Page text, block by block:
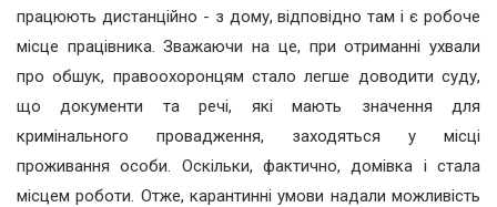
працюють дистанційно - з дому, відповідно там і є робоче
місце працівника. Зважаючи на це, при отриманні ухвали
про обшук, правоохоронцям стало легше доводити суду,
що документи та речі, які мають значення для
кримінального провадження, заходяться у місці
проживання особи. Оскільки, фактично, домівка і стала
місцем роботи. Отже, карантинні умови надали можливість